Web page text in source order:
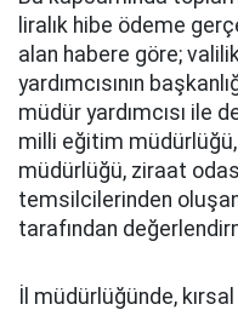
liralık hibe ödeme
alan habere göre;
yardımcısının
müdür yardımcısı ile
milli eğitim
müdürlüğü, ziraat
temsilcilerinden
tarafından
İl müdürlüğünde,